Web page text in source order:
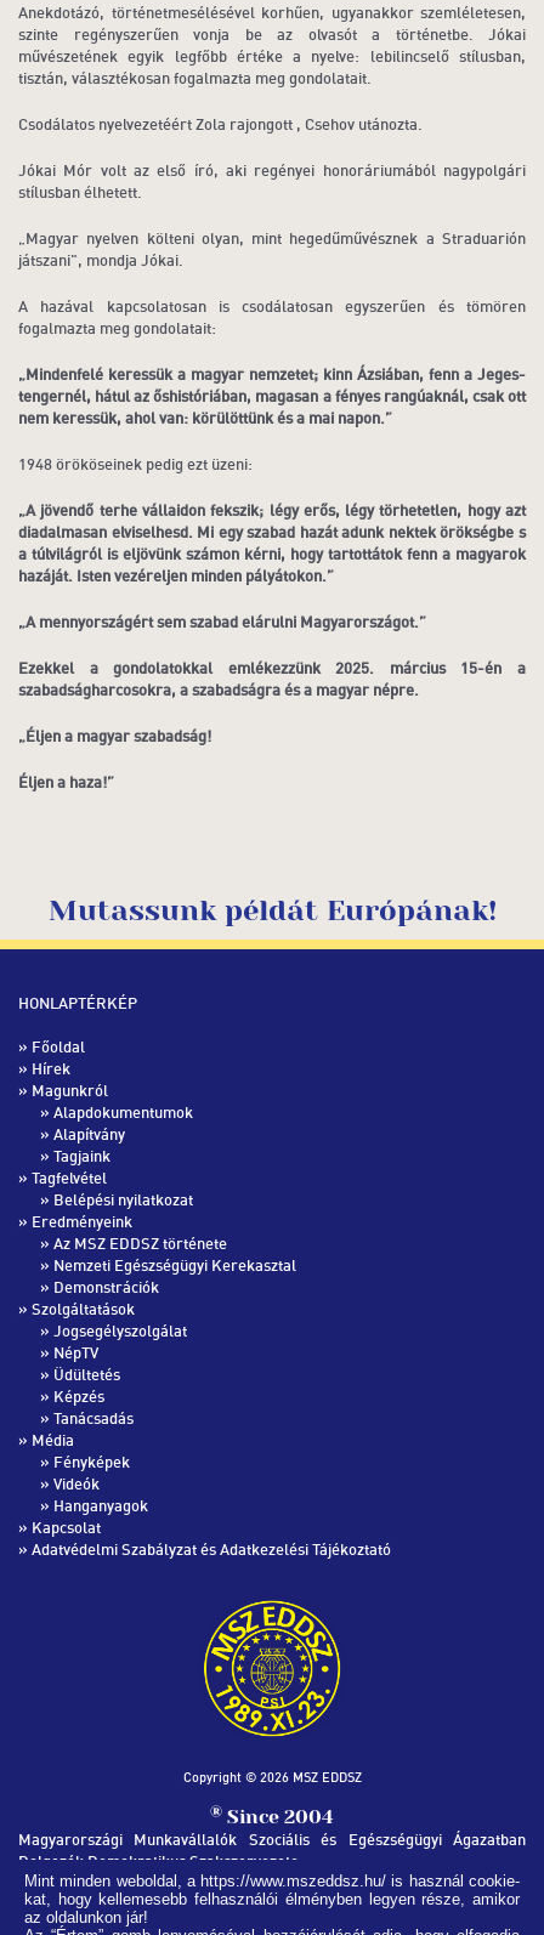
Anekdotázó, történetmesélésével korhűen, ugyanakkor szemléletesen,
szinte regényszerűen vonja be az olvasót a történetbe. Jókai
művészetének egyik legfőbb értéke a nyelve: lebilincselő stílusban,
tisztán, választékosan fogalmazta meg gondolatait.
Csodálatos nyelvezetéért Zola rajongott , Csehov utánozta.
Jókai Mór volt az első író, aki regényei honoráriumából nagypolgári
stílusban élhetett.
„Magyar nyelven költeni olyan, mint hegedűművésznek a Straduarión
játszani", mondja Jókai.
A hazával kapcsolatosan is csodálatosan egyszerűen és tömören
fogalmazta meg gondolatait:
„Mindenfelé keressük a magyar nemzetet; kinn Ázsiában, fenn a Jeges-
tengernél, hátul az őshistóriában, magasan a fényes rangúaknál, csak ott
nem keressük, ahol van: körülöttünk és a mai napon.”
1948 örököseinek pedig ezt üzeni:
„A jövendő terhe vállaidon fekszik; légy erős, légy törhetetlen, hogy azt
diadalmasan elviselhesd. Mi egy szabad hazát adunk nektek örökségbe s
a túlvilágról is eljövünk számon kérni, hogy tartottátok fenn a magyarok
hazáját. Isten vezéreljen minden pályátokon.”
„A mennyországért sem szabad elárulni Magyarországot.”
Ezekkel a gondolatokkal emlékezzünk 2025. március 15-én a
szabadságharcosokra, a szabadságra és a magyar népre.
„Éljen a magyar szabadság!
Éljen a haza!”
Mutassunk példát Európának!
HONLAPTÉRKÉP
» Főoldal
» Hírek
» Magunkról
» Alapdokumentumok
» Alapítvány
» Tagjaink
» Tagfelvétel
» Belépési nyilatkozat
» Eredményeink
» Az MSZ EDDSZ története
» Nemzeti Egészségügyi Kerekasztal
» Demonstrációk
» Szolgáltatások
» Jogsegélyszolgálat
» NépTV
» Üdültetés
» Képzés
» Tanácsadás
» Média
» Fényképek
» Videók
» Hanganyagok
» Kapcsolat
» Adatvédelmi Szabályzat és Adatkezelési Tájékoztató
Copyright © 2026 MSZ EDDSZ
® Since 2004
Magyarországi Munkavállalók Szociális és Egészségügyi Ágazatban
Dolgozók Demokratikus Szakszervezete
MSZ EDDSZ SZÉKHÁZ
1051, Budapest Nádor utca 32.
Mint minden weboldal, a https://www.mszeddsz.hu/ is használ cookie-
kat, hogy kellemesebb felhasználói élményben legyen része, amikor
az oldalunkon jár!